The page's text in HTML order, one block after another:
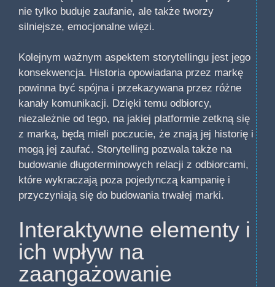
nie tylko buduje zaufanie, ale także tworzy
silniejsze, emocjonalne więzi.
Kolejnym ważnym aspektem storytellingu jest jego
konsekwencja. Historia opowiadana przez markę
powinna być spójna i przekazywana przez różne
kanały komunikacji. Dzięki temu odbiorcy,
niezależnie od tego, na jakiej platformie zetkną się
z marką, będą mieli poczucie, że znają jej historię i
mogą jej zaufać. Storytelling pozwala także na
budowanie długoterminowych relacji z odbiorcami,
które wykraczają poza pojedynczą kampanię i
przyczyniają się do budowania trwałej marki.
Interaktywne elementy i
ich wpływ na
zaangażowanie